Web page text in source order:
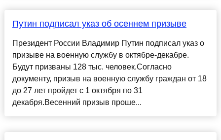
Путин подписал указ об осеннем призыве
Президент России Владимир Путин подписал указ о
призыве на военную службу в октябре-декабре.
Будут призваны 128 тыс. человек.Согласно
документу, призыв на военную службу граждан от 18
до 27 лет пройдет с 1 октября по 31
декабря.Весенний призыв проше...